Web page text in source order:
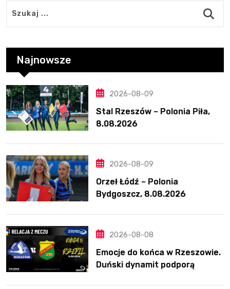
Najnowsze
2026-08-09
Stal Rzeszów – Polonia Piła,
8.08.2026
2026-08-09
Orzeł Łódź – Polonia
Bydgoszcz, 8.08.2026
2026-08-08
Emocje do końca w Rzeszowie.
Duński dynamit podporą